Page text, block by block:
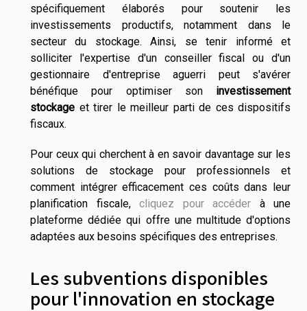
spécifiquement élaborés pour soutenir les
investissements productifs, notamment dans le
secteur du stockage. Ainsi, se tenir informé et
solliciter l'expertise d'un conseiller fiscal ou d'un
gestionnaire d'entreprise aguerri peut s'avérer
bénéfique pour optimiser son investissement
stockage et tirer le meilleur parti de ces dispositifs
fiscaux.
Pour ceux qui cherchent à en savoir davantage sur les
solutions de stockage pour professionnels et
comment intégrer efficacement ces coûts dans leur
planification fiscale, cliquez pour accéder à une
plateforme dédiée qui offre une multitude d'options
adaptées aux besoins spécifiques des entreprises.
Les subventions disponibles
pour l'innovation en stockage